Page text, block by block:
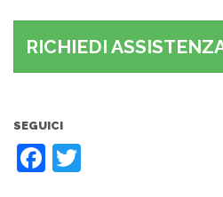
RICHIEDI
SEGUICI
Facebook